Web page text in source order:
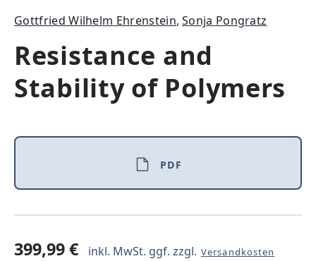
Gottfried Wilhelm Ehrenstein, Sonja Pongratz
Resistance and
Stability of Polymers
PDF
399,99 € inkl. MwSt. ggf. zzgl. Versandkosten